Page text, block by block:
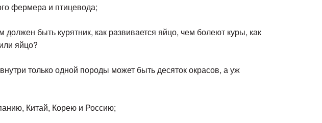
фермера и птицевода;
быть курятник, как развивается яйцо, чем болеют куры, как
яйцо?
только одной породы может быть десяток окрасов, а уж
Китай, Корею и Россию;